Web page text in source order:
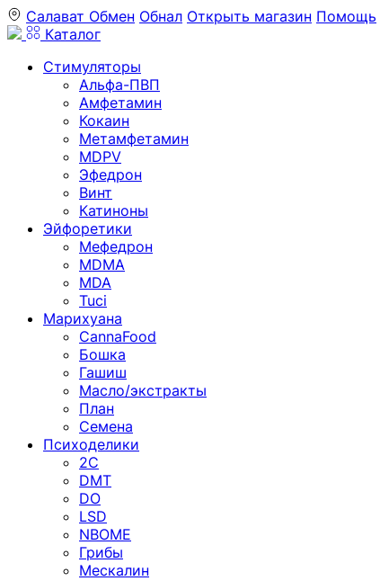
Салават Обмен Обнал Открыть магазин Помощь
Каталог
Стимуляторы
Альфа-ПВП
Амфетамин
Кокаин
Метамфетамин
MDPV
Эфедрон
Винт
Катиноны
Эйфоретики
Мефедрон
MDMA
MDA
Tuci
Марихуана
CannaFood
Бошка
Гашиш
Масло/экстракты
План
Семена
Психоделики
2C
DMT
DO
LSD
NBOME
Грибы
Мескалин